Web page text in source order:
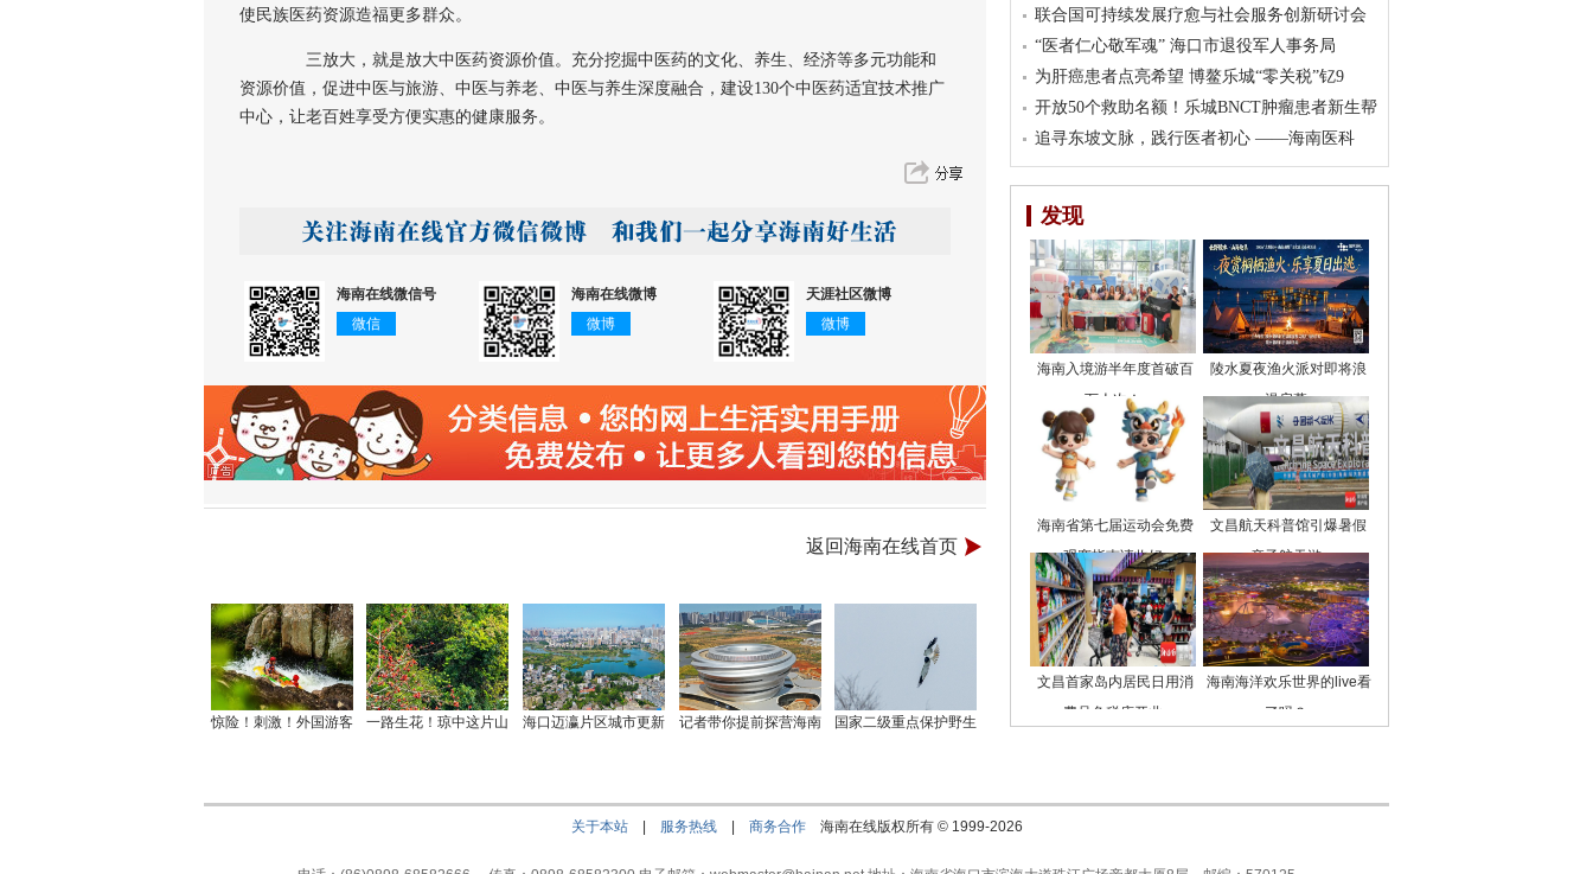
使民族医药资源造福更多群众。
三放大，就是放大中医药资源价值。充分挖掘中医药的文化、养生、经济等多元功能和
资源价值，促进中医与旅游、中医与养老、中医与养生深度融合，建设130个中医药适宜技术推广
中心，让老百姓享受方便实惠的健康服务。
海南在线微信号
微信
海南在线微博
微博
天涯社区微博
微博
返回海南在线首页
惊险！刺激！外国游客 一路生花！琼中这片山 海口迈瀛片区城市更新 记者带你提前探营海南 国家二级重点保护野生
联合国可持续发展疗愈与社会服务创新研讨会
“医者仁心敬军魂” 海口市退役军人事务局
为肝癌患者点亮希望 博鳌乐城“零关税”钇9
开放50个救助名额！乐城BNCT肿瘤患者新生帮
追寻东坡文脉，践行医者初心 ——海南医科
发现
海南入境游半年度首破百
万人次！
陵水夏夜渔火派对即将浪
漫启幕
海南省第七届运动会免费
观赛指南请收好
文昌航天科普馆引爆暑假
亲子航天游
文昌首家岛内居民日用消
费品免税店开业
海南海洋欢乐世界的live看
了吗？
关于本站| 服务热线| 商务合作 海南在线版权所有 © 1999-2026